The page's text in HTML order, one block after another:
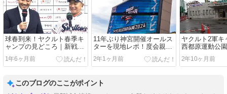
球春到来！ヤクルト春季キ
ャンプの見どころ｜新戦
力・注目若手をチェック！
1年6ヶ月前
11年ぶり神宮開催オールス
ターを現地レポ！度会親子
応援歌メドレーなど見所満
載の打撃戦
2年1ヶ月前
ヤクルト2軍キ
西都原運動公
クセス｜バス
共交通機関
2年10ヶ月前
このブログのここがポイント